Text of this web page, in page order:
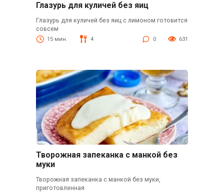
Глазурь для куличей без яиц
Глазурь для куличей без яиц с лимоном готовится
совсем
15 мин. 4 0 631
Творожная запеканка с манкой без
муки
Творожная запеканка с манкой без муки,
приготовленная